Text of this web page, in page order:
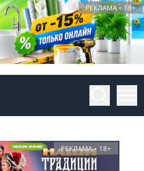
РЕКЛАМА • 18+
РЕКЛАМА • 18+